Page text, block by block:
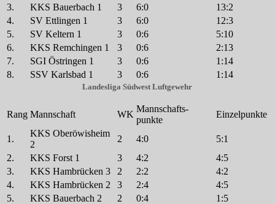
3.
KKS Bauerbach 1 3 6:0
13:2
4.
SV Ettlingen 1 3 6:0
12:3
5.
SV Keltern 1 3 0:6
5:10
6.
KKS Remchingen 1 3 0:6
2:13
7.
SGI Östringen 1 3 0:6
1:14
8.
SSV Karlsbad 1 3 0:6 1:14
Landesliga Südwest Luftgewehr
Rang Mannschaft WK
Mannschafts-
punkte
Einzelpunkte
1.
KKS Oberöwisheim
2
2 4:0
5:1
2.
KKS Forst 1 3 4:2
4:5
3.
KKS Hambrücken 3 2 2:2
4:2
4.
KKS Hambrücken 2 3 2:4
4:5
5.
KKS Bauerbach 2 2 0:4 1:5